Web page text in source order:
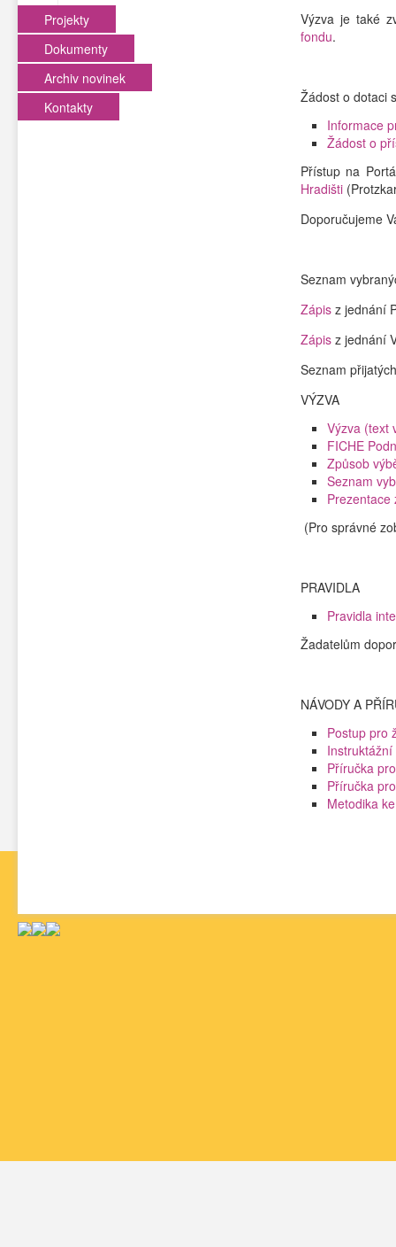
Projekty
Dokumenty
Archiv novinek
Kontakty
Výzva je také
fondu.
Žádost o dotaci
Informace
Žádost o
Přístup na
Hradišti
Doporučujeme
Seznam
Zápis z jednání
Zápis z jednání
Seznam
VÝZVA
Výzva (text
FICHE
Způsob
Seznam
Prezentace
(Pro správné
PRAVIDLA
Pravidla
Žadatelům
NÁVODY A
Postup pro
Příručka
Příručka
Metodika